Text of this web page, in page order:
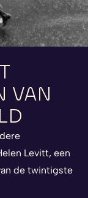
VAN
Levitt, een
de twintigste